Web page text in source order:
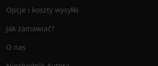
Opcje i koszty wysyłki
Jak zamawiać?
O nas